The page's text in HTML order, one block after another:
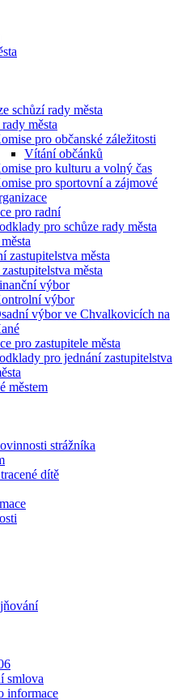
schůzí rady města
města
pro občanské záležitosti
Vítání občánků
pro kulturu a volný čas
pro sportovní a zájmové
pro radní
pro schůze rady města
zastupitelstva města
města
výbor
výbor
výbor ve Chvalkovicích na
pro zastupitele města
pro jednání zastupitelstva
městem
strážníka
dítě
smlova
informace